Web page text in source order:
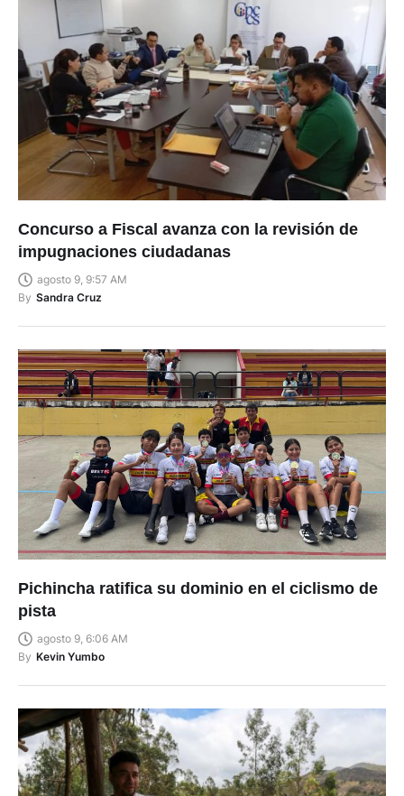
Concurso a Fiscal avanza con la revisión de
impugnaciones ciudadanas
agosto 9, 9:57 AM
By Sandra Cruz
Pichincha ratifica su dominio en el ciclismo de
pista
agosto 9, 6:06 AM
By Kevin Yumbo